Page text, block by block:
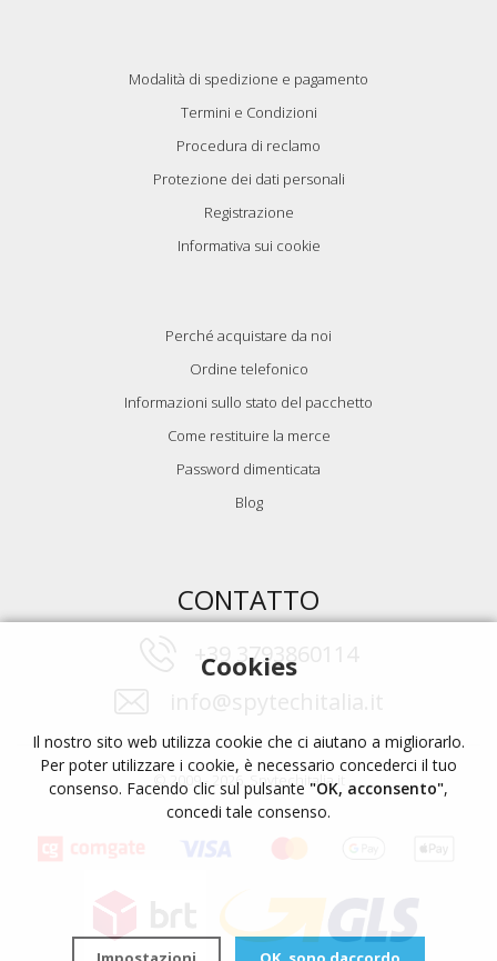
Modalità di spedizione e pagamento
Termini e Condizioni
Procedura di reclamo
Protezione dei dati personali
Registrazione
Informativa sui cookie
Perché acquistare da noi
Ordine telefonico
Informazioni sullo stato del pacchetto
Come restituire la merce
Password dimenticata
Blog
CONTATTO
+39 3793860114
© 2009 - 2026, Spytechitalia.it
Cookies
Il nostro sito web utilizza cookie che ci aiutano a migliorarlo.
Per poter utilizzare i cookie, è necessario concederci il tuo
consenso. Facendo clic sul pulsante "OK, acconsento",
concedi tale consenso.